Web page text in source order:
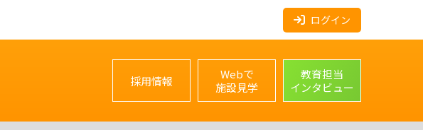
ログイン
採用情報
Webで
施設見学
教育担当
インタビュー